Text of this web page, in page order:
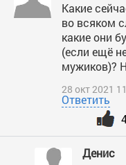
Какие
во всяком
какие они
(если ещё
мужиков)?
28 окт 2021
Ответить
Денис